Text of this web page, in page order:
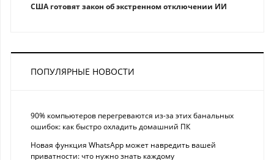
США готовят закон об экстренном отключении ИИ
ПОПУЛЯРНЫЕ НОВОСТИ
90% компьютеров перегреваются из-за этих банальных
ошибок: как быстро охладить домашний ПК
Новая функция WhatsApp может навредить вашей
приватности: что нужно знать каждому